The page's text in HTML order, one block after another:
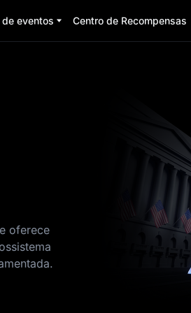
eventos Centro de Recompensas
oferece